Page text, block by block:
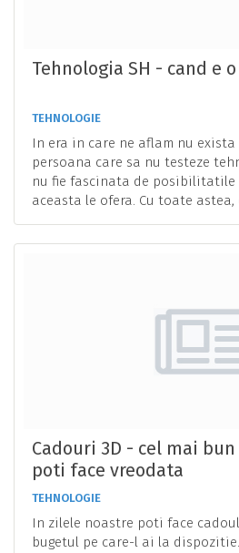
Tehnologia SH - cand e
TEHNOLOGIE
In era in care ne aflam nu
persoana care sa nu testeze
nu fie fascinata de posibilitatile
aceasta le ofera. Cu toate astea,
Cadouri 3D - cel mai
poti face vreodata
TEHNOLOGIE
In zilele noastre poti face
bugetul pe care-l ai la